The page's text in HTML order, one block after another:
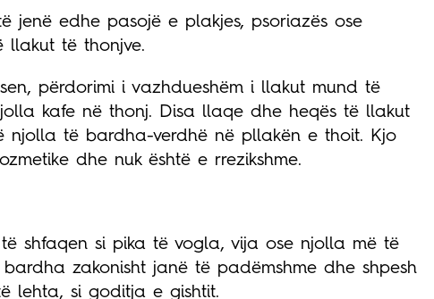
jenë edhe pasojë e plakjes, psoriazës ose
llakut të thonjve.
përdorimi i vazhdueshëm i llakut mund të
kafe në thonj. Disa llaqe dhe heqës të llakut
njolla të bardha-verdhë në pllakën e thoit. Kjo
dhe nuk është e rrezikshme.
shfaqen si pika të vogla, vija ose njolla më të
zakonisht janë të padëmshme dhe shpesh
lehta, si goditja e gishtit.